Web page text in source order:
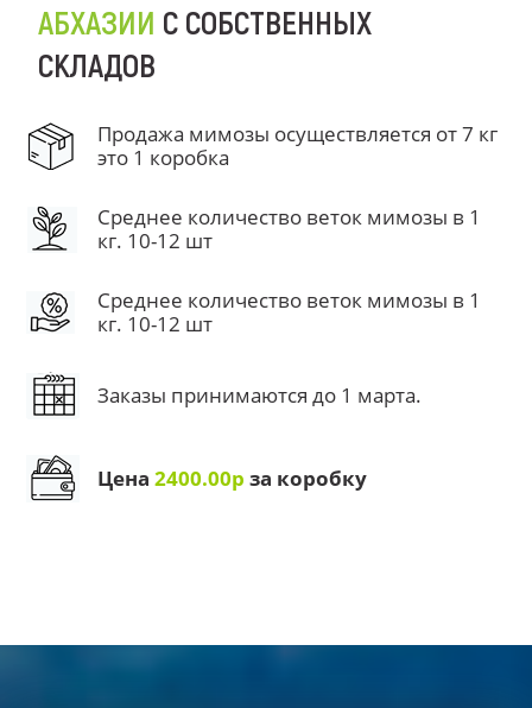
АБХАЗИИ С СОБСТВЕННЫХ
СКЛАДОВ
Продажа мимозы осуществляется от 7 кг
это 1 коробка
Среднее количество веток мимозы в 1
кг. 10-12 шт
Среднее количество веток мимозы в 1
кг. 10-12 шт
Заказы принимаются до 1 марта.
Цена2400.00р за коробку